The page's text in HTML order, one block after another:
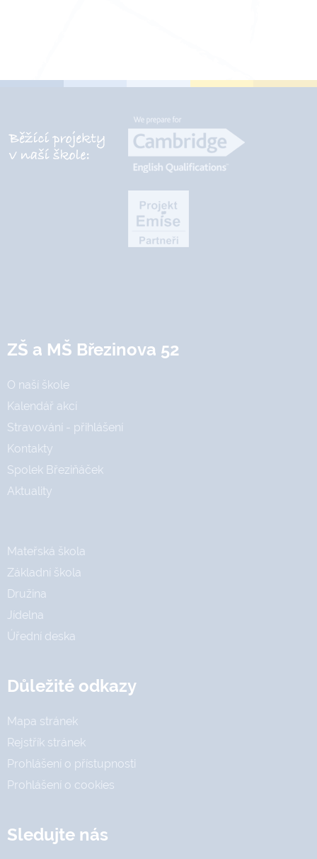
ZŠ a MŠ Březinova 52
O naší škole
Kalendář akcí
Stravování - přihlášení
Kontakty
Spolek Březiňáček
Aktuality
Mateřská škola
Základní škola
Družina
Jídelna
Úřední deska
Důležité odkazy
Mapa stránek
Rejstřík stránek
Prohlášení o přístupnosti
Prohlášení o cookies
Sledujte nás